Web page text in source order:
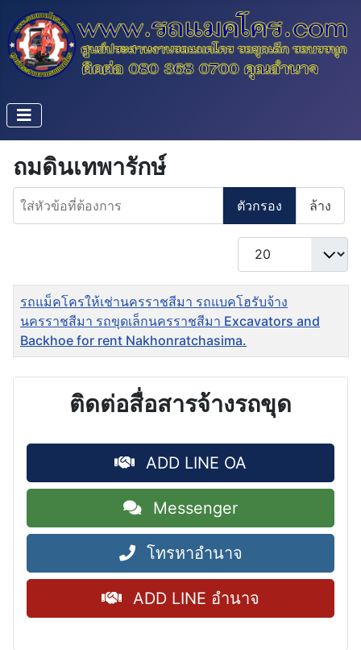
ถมดินเทพารักษ์
ใส่หัวข้อที่ต้องการ
ตัวกรอง ล้าง
แสดง #
ชื่อ
รถแม็คโครให้เช่านครราชสีมา รถแบคโฮรับจ้าง
นครราชสีมา รถขุดเล็กนครราชสีมา Excavators and
Backhoe for rent Nakhonratchasima.
ติดต่อสื่อสารจ้างรถขุด
ADD LINE OA
Messenger
โทรหาอำนาจ
ADD LINE อำนาจ